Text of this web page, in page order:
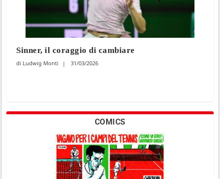
Sinner, il coraggio di cambiare
Ludwig Monti 31/03/2026
COMICS